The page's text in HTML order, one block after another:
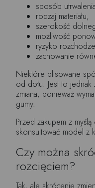
sposób
rodzaj materiału,
szerokość
możliwość
ryzyko
zachowanie
Niektóre plisowane
od dołu. Jest to
zmiana, ponieważ
gumy.
Przed zakupem z
skonsultować model z
Czy można
rozcięciem?